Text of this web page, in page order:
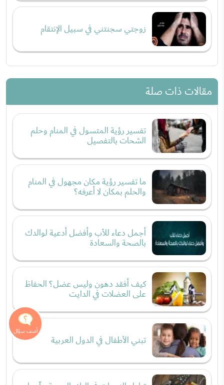
زوجتي سجنتني في سبيل الإنتقام
مقالات ذات صلة
تفسير رؤية المتسول في المنام وحلم
الشحات بالتفصيل
ما تفسير رؤية مكان مجهول في المنام
والحلم بمكان لا أعرفه؟
أجمل دعاء للأب وأفضل أدعية لوالدك
بالصحة والسعادة
كيف أفقد دهون وليس عضل؟ الحفاظ
على العضلات في الدايت
تبني الأطفال في الدول العربية